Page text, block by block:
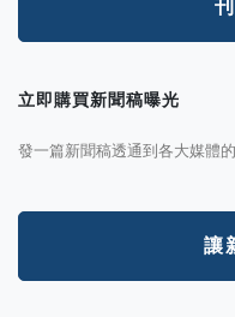
立即購買新聞稿曝光
發一篇新聞稿透通到各大媒體
讓